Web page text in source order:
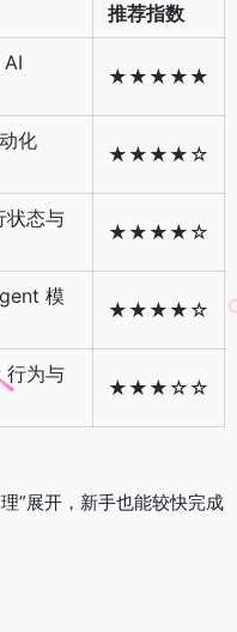
推荐指数
★★★★★
化
★★★★☆
状态与
★★★★☆
模
★★★★☆
行为与
★★★☆☆
”展开，新手也能较快完成